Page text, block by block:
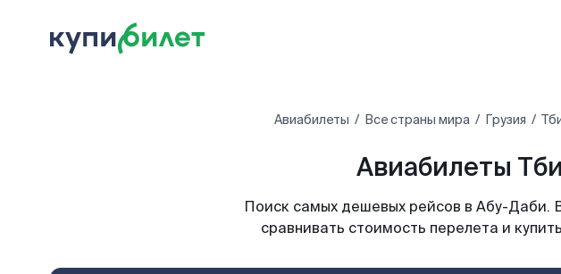
Авиабилеты Все страны мира Грузия
Авиабилеты
Поиск самых дешевых рейсов в Абу-Даби.
сравнивать стоимость перелета и